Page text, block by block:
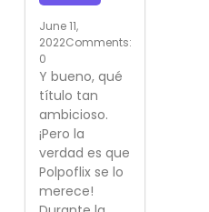
June 11,
2022Comments:
0
Y bueno, qué
título tan
ambicioso.
¡Pero la
verdad es que
Polpoflix se lo
merece!